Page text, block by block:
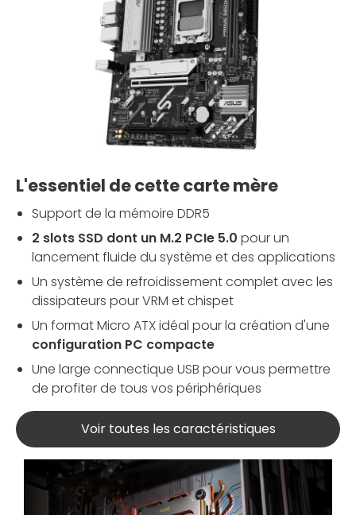
L'essentiel de cette carte mère
Support de la mémoire DDR5
2 slots SSD dont un M.2 PCIe 5.0 pour un
lancement fluide du système et des applications
Un système de refroidissement complet avec les
dissipateurs pour VRM et chispet
Un format Micro ATX idéal pour la création d'une
configuration PC compacte
Une large connectique USB pour vous permettre
de profiter de tous vos périphériques
Voir toutes les caractéristiques